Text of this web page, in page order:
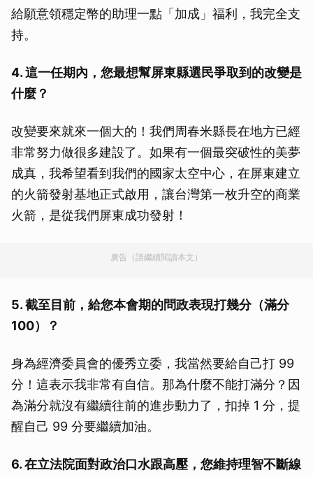
給願意領穩定幣的助理一點「加成」福利，我完全支
持。
4. 這一任期內，您最想幫屏東縣選民爭取到的改變是
什麼？
改變要來就來一個大的！我們周春米縣長在地方已經
非常努力做很多建設了。如果有一個最突破性的美夢
成真，我希望看到我們的國家太空中心，在屏東建立
的火箭發射基地正式啟用，讓台灣第一枚升空的商業
火箭，是從我們屏東成功發射！
廣告（請繼續閱讀本文）
5. 截至目前，給您本會期的問政表現打幾分（滿分
100）？
身為經濟委員會的優秀立委，我當然要給自己打 99
分！這表示我非常有自信。那為什麼不能打滿分？因
為滿分就沒有繼續往前的進步動力了，扣掉 1 分，提
醒自己 99 分要繼續加油。
6. 在立法院面對政治口水跟高壓，您維持理智不斷線